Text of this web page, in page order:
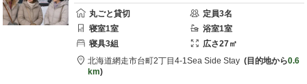
丸ごと貸切 定員3名
寝室1室 浴室1室
寝具3組 広さ27㎡
北海道網走市台町2丁目4-1Sea Side Stay 目的地から0.6
km